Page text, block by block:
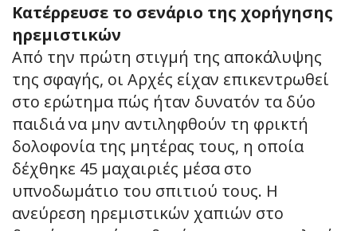
Κατέρρευσε το σενάριο της χορήγησης
ηρεμιστικών
Από την πρώτη στιγμή της αποκάλυψης
της σφαγής, οι Αρχές είχαν επικεντρωθεί
στο ερώτημα πώς ήταν δυνατόν τα δύο
παιδιά να μην αντιληφθούν τη φρικτή
δολοφονία της μητέρας τους, η οποία
δέχθηκε 45 μαχαιριές μέσα στο
υπνοδωμάτιο του σπιτιού τους. Η
ανεύρεση ηρεμιστικών χαπιών στο